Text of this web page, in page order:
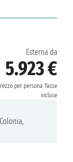
Esterna da
5.923 €
per persona Tasse
incluse
Colonia,